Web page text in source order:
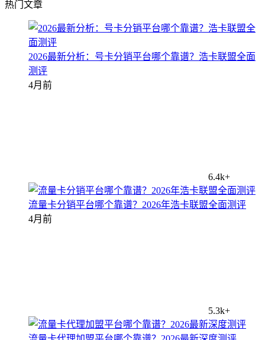
热门文章
2026最新分析：号卡分销平台哪个靠谱？浩卡联盟全面
测评
4月前
6.4k+
流量卡分销平台哪个靠谱？2026年浩卡联盟全面测评
4月前
5.3k+